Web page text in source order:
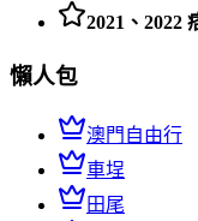
2021、2022
懶人包
澳門自由行
車埕
田尾